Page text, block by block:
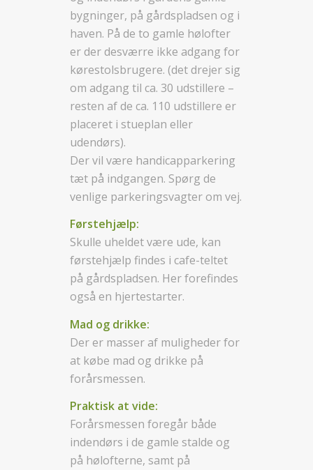
bygninger, på gårdspladsen og i
haven. På de to gamle hølofter
er der desværre ikke adgang for
kørestolsbrugere. (det drejer sig
om adgang til ca. 30 udstillere –
resten af de ca. 110 udstillere er
placeret i stueplan eller
udendørs).
Der vil være handicapparkering
tæt på indgangen. Spørg de
venlige parkeringsvagter om vej.
Førstehjælp:
Skulle uheldet være ude, kan
førstehjælp findes i cafe-teltet
på gårdspladsen. Her forefindes
også en hjertestarter.
Mad og drikke:
Der er masser af muligheder for
at købe mad og drikke på
forårsmessen.
Praktisk at vide:
Forårsmessen foregår både
indendørs i de gamle stalde og
på hølofterne, samt på